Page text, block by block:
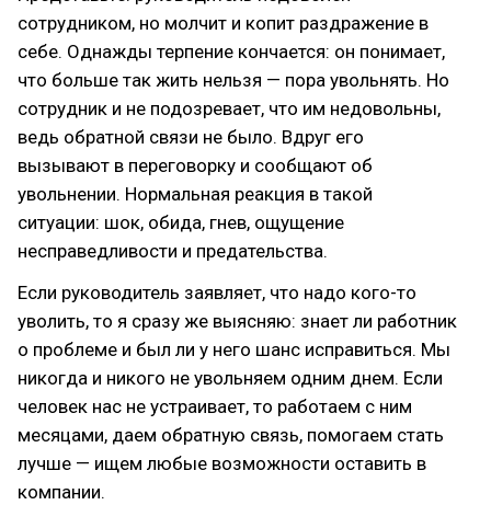
сотрудником, но молчит и копит раздражение в
себе. Однажды терпение кончается: он понимает,
что больше так жить нельзя — пора увольнять. Но
сотрудник и не подозревает, что им недовольны,
ведь обратной связи не было. Вдруг его
вызывают в переговорку и сообщают об
увольнении. Нормальная реакция в такой
ситуации: шок, обида, гнев, ощущение
несправедливости и предательства.
Если руководитель заявляет, что надо кого-то
уволить, то я сразу же выясняю: знает ли работник
о проблеме и был ли у него шанс исправиться. Мы
никогда и никого не увольняем одним днем. Если
человек нас не устраивает, то работаем с ним
месяцами, даем обратную связь, помогаем стать
лучше — ищем любые возможности оставить в
компании.